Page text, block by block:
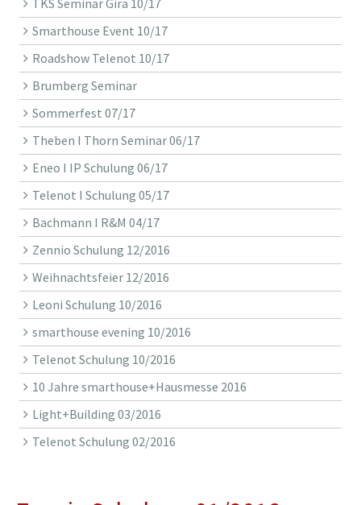
TKS Seminar Gira 10/17
Smarthouse Event 10/17
Roadshow Telenot 10/17
Brumberg Seminar
Sommerfest 07/17
Theben I Thorn Seminar 06/17
Eneo I IP Schulung 06/17
Telenot I Schulung 05/17
Bachmann I R&M 04/17
Zennio Schulung 12/2016
Weihnachtsfeier 12/2016
Leoni Schulung 10/2016
smarthouse evening 10/2016
Telenot Schulung 10/2016
10 Jahre smarthouse+Hausmesse 2016
Light+Building 03/2016
Telenot Schulung 02/2016